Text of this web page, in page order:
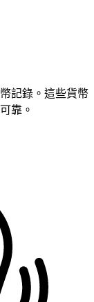
記錄。這些貨幣
靠。